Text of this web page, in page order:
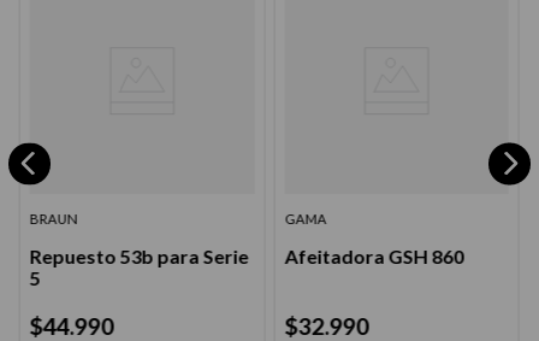
BRAUN
Repuesto 53b para Serie
5
$44.990
GAMA
Afeitadora GSH 860
$32.990